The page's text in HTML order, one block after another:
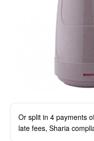
Or split in 4 payments
late fees, Sharia